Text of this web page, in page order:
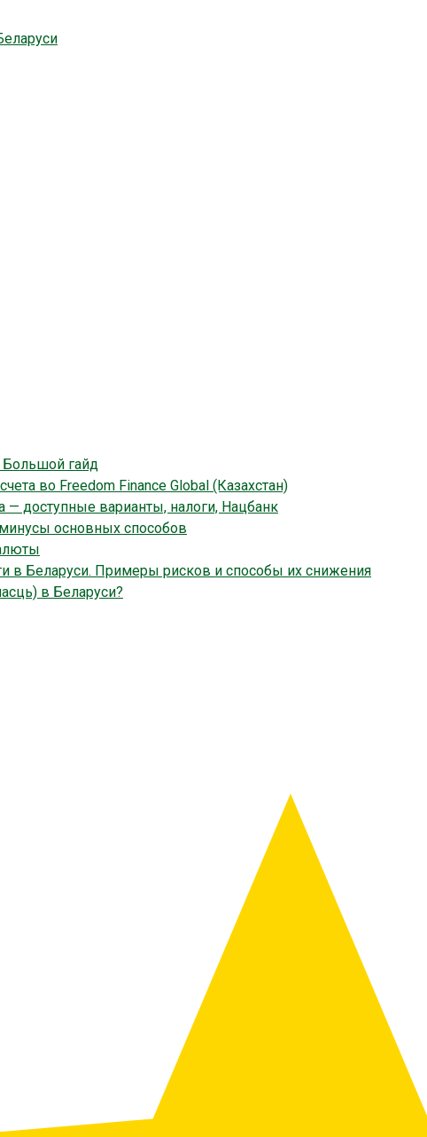
Большой гайд
во Freedom Finance Global (Казахстан)
— доступные варианты, налоги, Нацбанк
основных способов
в Беларуси. Примеры рисков и способы их снижения
в Беларуси?